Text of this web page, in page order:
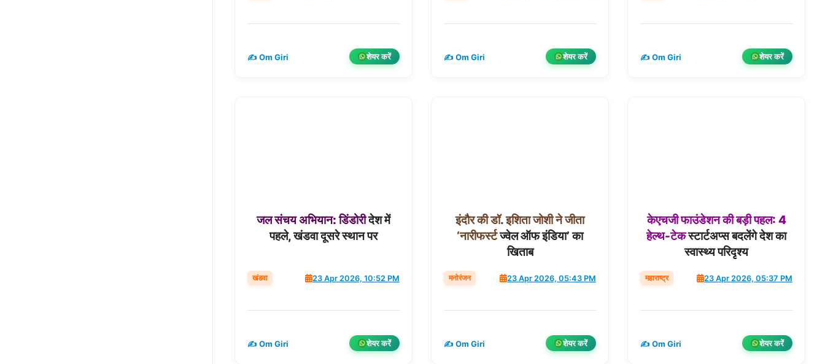
✍️ Om Giri शेयर करें ✍️ Om Giri शेयर करें ✍️ Om Giri शेयर करें
जलसंचयअभियान: डिंडोरीदेश में
पहले, खंडवा दूसरे स्थान पर
खंडवा 23 Apr 2026, 10:52 PM
✍️ Om Giri शेयर करें
इंदौरकीडॉ.इशिताजोशीनेजीता
‘नारीफर्स्टज्वेल ऑफ इंडिया’ का
खिताब
मनोरंजन 23 Apr 2026, 05:43 PM
✍️ Om Giri शेयर करें
केएचजीफाउंडेशनकीबड़ीपहल: 4
हेल्थ-टेकस्टार्टअप्स बदलेंगे देश का
स्वास्थ्य परिदृश्य
महाराष्ट्र 23 Apr 2026, 05:37 PM
✍️ Om Giri शेयर करें